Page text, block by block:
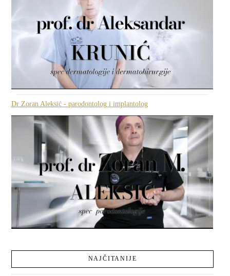
Dr Zoran Aleksić - parodontolog i implantolog
NAJČITANIJE